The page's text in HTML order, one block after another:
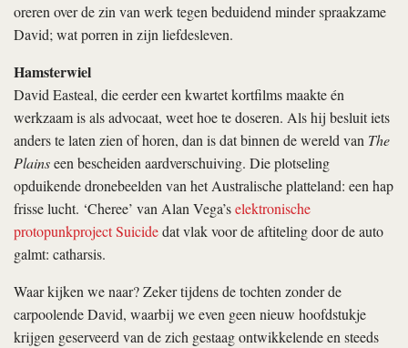
oreren over de zin van werk tegen beduidend minder spraakzame
David; wat porren in zijn liefdesleven.
Hamsterwiel
David Easteal, die eerder een kwartet kortfilms maakte én
werkzaam is als advocaat, weet hoe te doseren. Als hij besluit iets
anders te laten zien of horen, dan is dat binnen de wereld van The
Plainseen bescheiden aardverschuiving. Die plotseling
opduikende dronebeelden van het Australische platteland: een hap
frisse lucht. ‘Cheree’ van Alan Vega’selektronische
protopunkproject Suicidedat vlak voor de aftiteling door de auto
galmt: catharsis.
Waar kijken we naar? Zeker tijdens de tochten zonder de
carpoolende David, waarbij we even geen nieuw hoofdstukje
krijgen geserveerd van de zich gestaag ontwikkelende en steeds